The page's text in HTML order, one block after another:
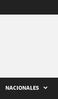
NACIONALES